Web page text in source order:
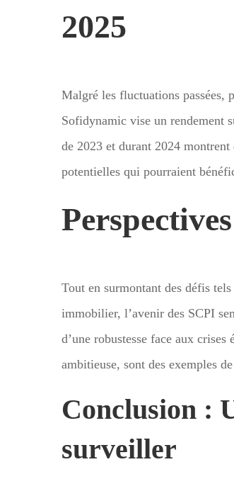
2025
Malgré les fluctuations passées,
Sofidynamic vise un rendement
de 2023 et durant 2024
potentielles qui pourraient
Tout en surmontant des défis
immobilier, l’avenir des SCPI
d’une robustesse face aux
ambitieuse, sont des exemples
Conclusion :
surveiller